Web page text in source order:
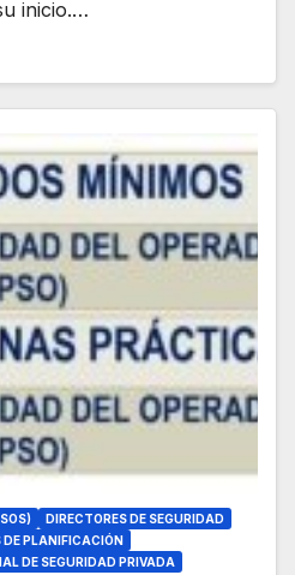
inicio.…
DIRECTORES DE SEGURIDAD
DE PLANIFICACIÓN
DE SEGURIDAD PRIVADA